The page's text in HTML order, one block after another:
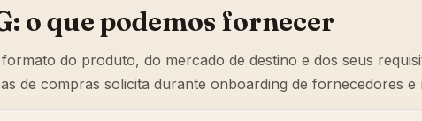
o que podemos fornecer
do produto, do mercado de destino e dos seus
de compras solicita durante onboarding de fornecedores e